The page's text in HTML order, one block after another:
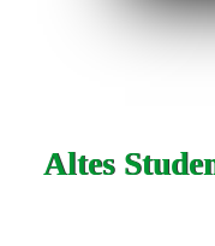
Altes